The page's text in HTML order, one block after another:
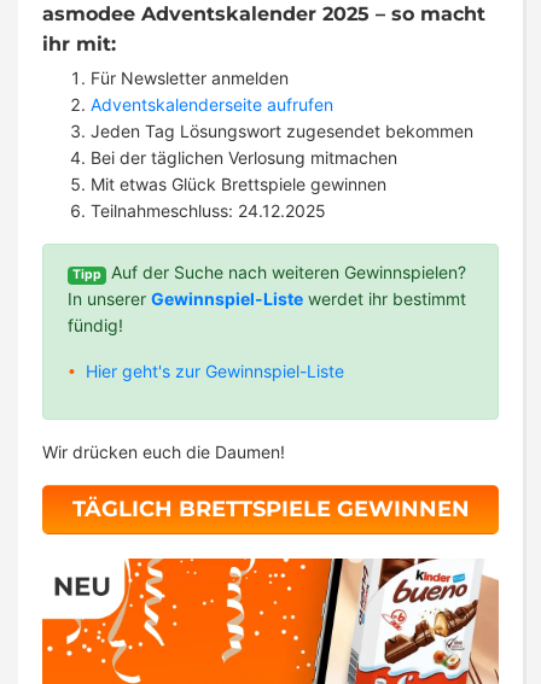
asmodee Adventskalender 2025 – so macht
ihr mit:
Für Newsletter anmelden
Adventskalenderseite aufrufen
Jeden Tag Lösungswort zugesendet bekommen
Bei der täglichen Verlosung mitmachen
Mit etwas Glück Brettspiele gewinnen
Teilnahmeschluss: 24.12.2025
Tipp
Auf der Suche nach weiteren Gewinnspielen?
In unserer Gewinnspiel-Liste werdet ihr bestimmt
fündig!
Hier geht's zur Gewinnspiel-Liste
Wir drücken euch die Daumen!
TÄGLICH BRETTSPIELE GEWINNEN